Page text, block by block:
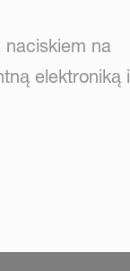
naciskiem na
elektroniką i